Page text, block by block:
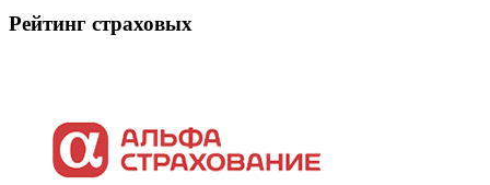
Рейтинг страховых